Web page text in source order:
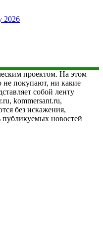
2026
проектом. На этом
не покупают, ни какие
собой ленту
kommersant.ru,
без искажения,
публикуемых новостей